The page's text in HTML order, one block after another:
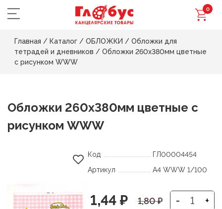
0
Главная / Каталог / ОБЛОЖКИ / Обложки для
тетрадей и дневников / Обложки 260х380мм цветные
с рисунком WWW
Обложки 260х380мм цветные с
рисунком WWW
Код
ГЛ00004454
Артикул
А4 WWW 1/100
1,80₽
Первоначальная
1,44 ₽
Текущая
- +